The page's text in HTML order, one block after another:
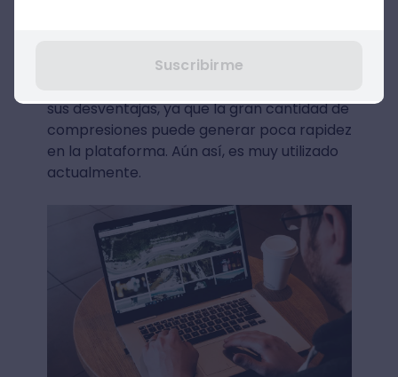
No obstante, muchos usuarios reconocen
sus desventajas, ya que la gran cantidad de
compresiones puede generar poca rapidez
en la plataforma. Aún así, es muy utilizado
actualmente.
Suscribirme